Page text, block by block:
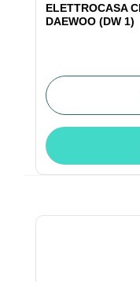
ELETTROCASA
DAEWOO (DW 1)